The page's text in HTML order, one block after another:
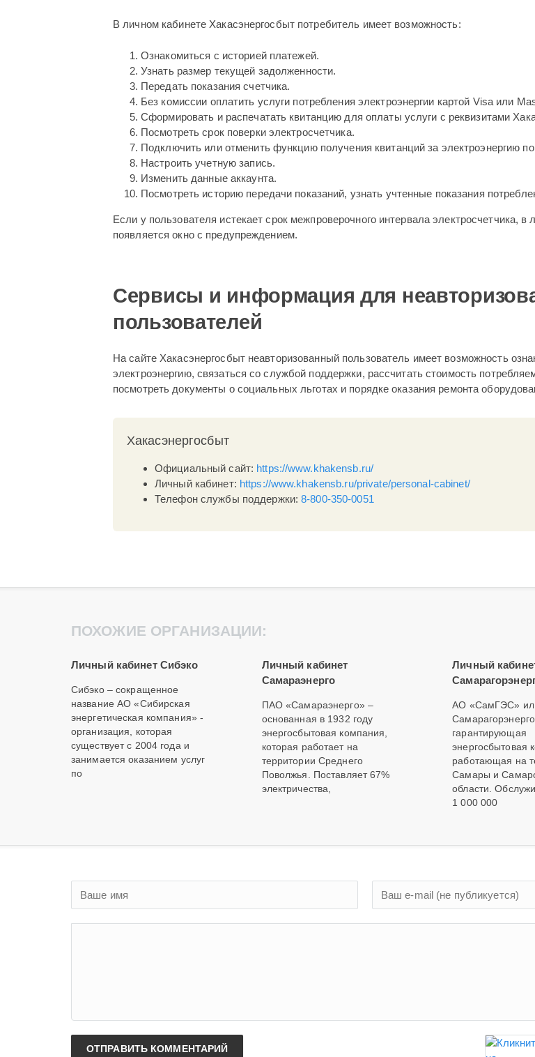
В личном кабинете Хакасэнергосбыт потребитель имеет возможность:
Ознакомиться с историей платежей.
Узнать размер текущей задолженности.
Передать показания счетчика.
Без комиссии оплатить услуги потребления электроэнергии картой Visa или
Сформировать и распечатать квитанцию для оплаты услуги с реквизитами
Посмотреть срок поверки электросчетчика.
Подключить или отменить функцию получения квитанций за электроэнергию
Настроить учетную запись.
Изменить данные аккаунта.
Посмотреть историю передачи показаний, узнать учтенные показания
Если у пользователя истекает срок межпроверочного интервала электросчетчика, в
появляется окно с предупреждением.
Сервисы и информация для
пользователей
На сайте Хакасэнергосбыт неавторизованный пользователь имеет возможность
электроэнергию, связаться со службой поддержки, рассчитать стоимость
посмотреть документы о социальных льготах и порядке оказания ремонта
Хакасэнергосбыт
Официальный сайт: https://www.khakensb.ru/
Личный кабинет: https://www.khakensb.ru/private/personal-cabinet/
Телефон службы поддержки:8-800-350-0051
ПОХОЖИЕ ОРГАНИЗАЦИИ:
Личный кабинет Сибэко
Сибэко – сокращенное
название АО «Сибирская
энергетическая компания» -
организация, которая
существует с 2004 года и
занимается оказанием услуг
по
Личный кабинет
Самараэнерго
ПАО «Самараэнерго» –
основанная в 1932 году
энергосбытовая компания,
которая работает на
территории Среднего
Поволжья. Поставляет 67%
электричества,
Личный
АО «СамГЭС»
гарантирующая
энергосбытовая
работающая на
Самары и
области.
1 000 000
ОТПРАВИТЬ КОММЕНТАРИЙ